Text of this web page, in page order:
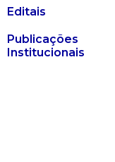
Editais
Publicações
Institucionais